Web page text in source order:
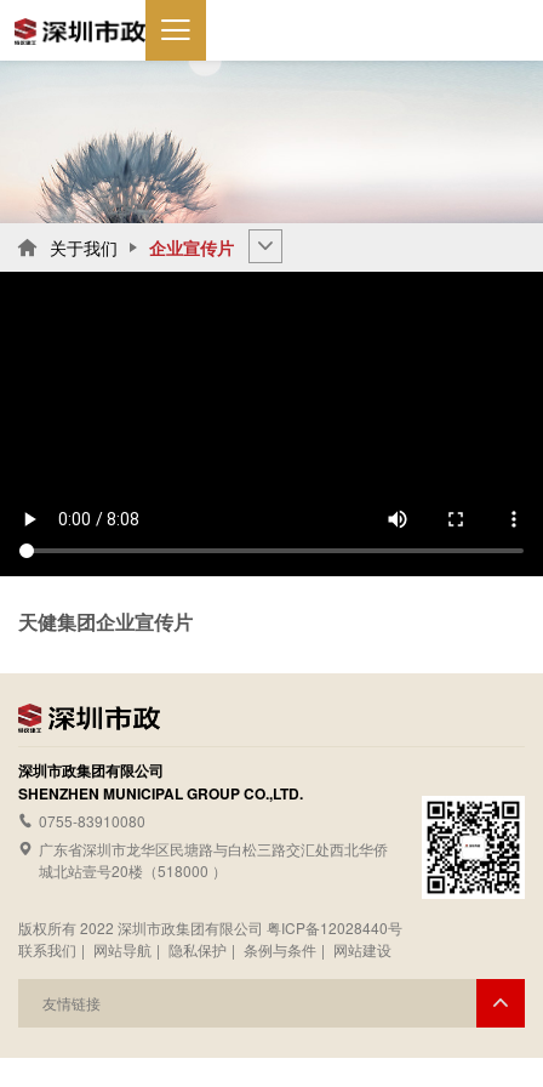
 关于我们 企业宣传片
天健集团企业宣传片
深圳市政集团有限公司
SHENZHEN MUNICIPAL GROUP CO.,LTD.
0755-83910080
广东省深圳市龙华区民塘路与白松三路交汇处西北华侨
城北站壹号20楼（518000 ）
版权所有 2022 深圳市政集团有限公司 粤ICP备12028440号
联系我们 | 网站导航 | 隐私保护 | 条例与条件 | 网站建设
友情链接